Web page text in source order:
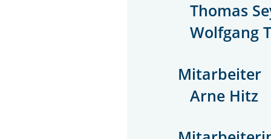
Thomas
Wolfgang
Mitarbeiter
Arne Hitz